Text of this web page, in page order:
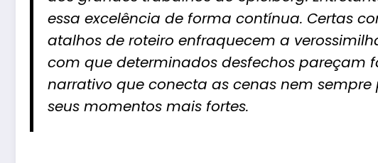
essa excelência de forma contínua. Certas
atalhos de roteiro enfraquecem a
com que determinados desfechos pareçam
narrativo que conecta as cenas nem
seus momentos mais fortes.